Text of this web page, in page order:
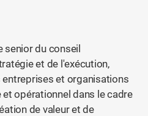
senior du conseil
et de l'exécution,
et organisations
opérationnel dans le cadre
de valeur et de